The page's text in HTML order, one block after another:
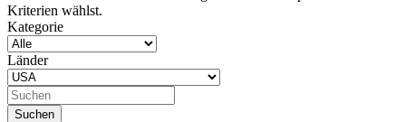
Kriterien wählst.
Kategorie
Länder